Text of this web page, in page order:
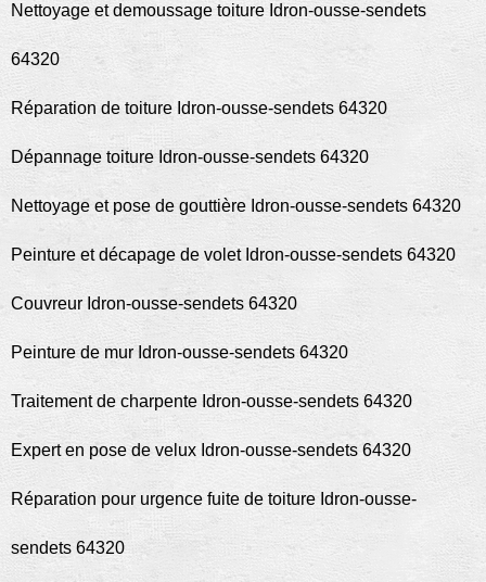
Nettoyage et demoussage toiture Idron-ousse-sendets
64320
Réparation de toiture Idron-ousse-sendets 64320
Dépannage toiture Idron-ousse-sendets 64320
Nettoyage et pose de gouttière Idron-ousse-sendets 64320
Peinture et décapage de volet Idron-ousse-sendets 64320
Couvreur Idron-ousse-sendets 64320
Peinture de mur Idron-ousse-sendets 64320
Traitement de charpente Idron-ousse-sendets 64320
Expert en pose de velux Idron-ousse-sendets 64320
Réparation pour urgence fuite de toiture Idron-ousse-
sendets 64320